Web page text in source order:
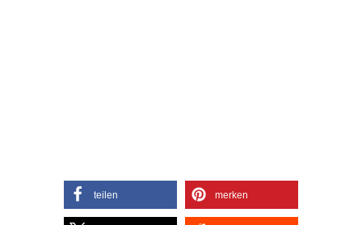
teilen merken